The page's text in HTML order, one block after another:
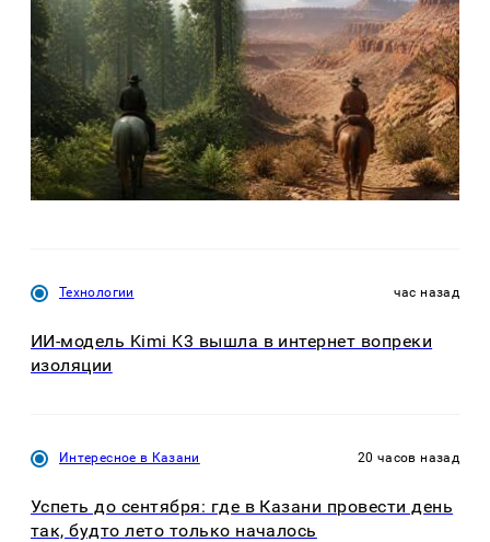
Технологии час назад
ИИ-модель Kimi K3 вышла в интернет вопреки
изоляции
Интересное в Казани 20 часов назад
Успеть до сентября: где в Казани провести день
так, будто лето только началось